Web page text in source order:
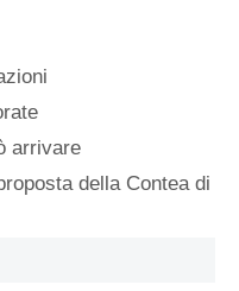
arrivare
della Contea di